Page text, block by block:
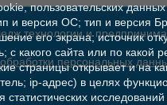
технологии и
персональных
пользовательских
и версия ОС; тип и версия
его экрана; источник
с какого сайта или по какой
страницы открывает и на
ip-адрес) в целях
статистических